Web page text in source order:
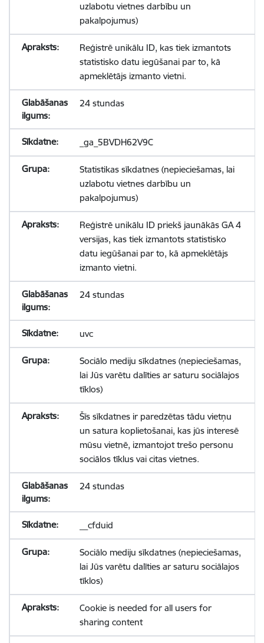
uzlabotu vietnes darbību un
pakalpojumus)
Reģistrē unikālu ID, kas tiek izmantots
statistisko datu iegūšanai par to, kā
apmeklētājs izmanto vietni.
24 stundas
_ga_5BVDH62V9C
Statistikas sīkdatnes (nepieciešamas, lai
uzlabotu vietnes darbību un
pakalpojumus)
Reģistrē unikālu ID priekš jaunākās GA 4
versijas, kas tiek izmantots statistisko
datu iegūšanai par to, kā apmeklētājs
izmanto vietni.
24 stundas
uvc
Sociālo mediju sīkdatnes (nepieciešamas,
lai Jūs varētu dalīties ar saturu sociālajos
tīklos)
Šīs sīkdatnes ir paredzētas tādu vietņu
un satura koplietošanai, kas jūs interesē
mūsu vietnē, izmantojot trešo personu
sociālos tīklus vai citas vietnes.
24 stundas
__cfduid
Sociālo mediju sīkdatnes (nepieciešamas,
lai Jūs varētu dalīties ar saturu sociālajos
tīklos)
Cookie is needed for all users for
sharing content